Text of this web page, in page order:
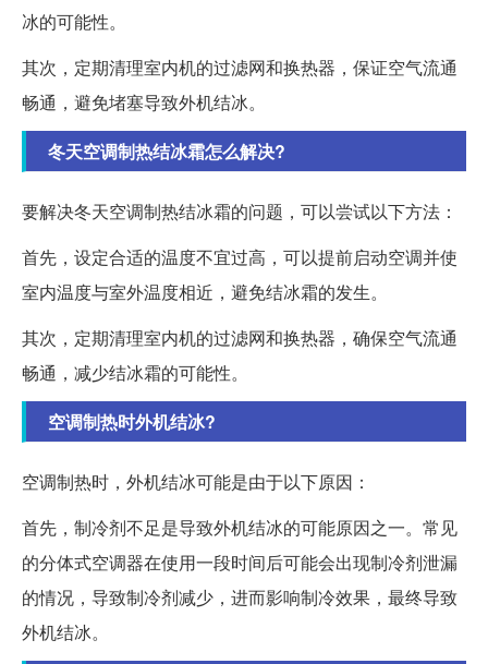
冰的可能性。
其次，定期清理室内机的过滤网和换热器，保证空气流通
畅通，避免堵塞导致外机结冰。
冬天空调制热结冰霜怎么解决?
要解决冬天空调制热结冰霜的问题，可以尝试以下方法：
首先，设定合适的温度不宜过高，可以提前启动空调并使
室内温度与室外温度相近，避免结冰霜的发生。
其次，定期清理室内机的过滤网和换热器，确保空气流通
畅通，减少结冰霜的可能性。
空调制热时外机结冰?
空调制热时，外机结冰可能是由于以下原因：
首先，制冷剂不足是导致外机结冰的可能原因之一。常见
的分体式空调器在使用一段时间后可能会出现制冷剂泄漏
的情况，导致制冷剂减少，进而影响制冷效果，最终导致
外机结冰。